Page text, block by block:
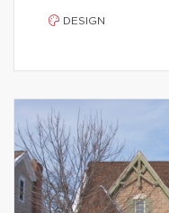
DESIGN